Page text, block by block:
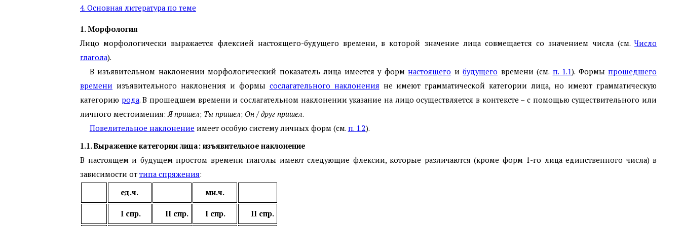
4. Основная литература по теме
1. Морфология
Лицо морфологически выражается флексией настоящего-будущего времени, в которой значение лица совмещается со значением числа (см.Число
глагола).
В изъявительном наклонении морфологический показатель лица имеется у формнастоящего ибудущего времени (см. п. 1.1). Формыпрошедшего
времени изъявительного наклонения и формы сослагательного наклонения не имеют грамматической категории лица, но имеют грамматическую
категорию рода. В прошедшем времени и сослагательном наклонении указание на лицо осуществляется в контексте – с помощью существительного или
личного местоимения:Я пришел; Ты пришел; Он / друг пришел.
Повелительное наклонение имеет особую систему личных форм (см. п. 1.2).
1.1. Выражение категории лица: изъявительное наклонение
В настоящем и будущем простом времени глаголы имеют следующие флексии, которые различаются (кроме форм 1-го лица единственного числа) в
зависимости от типа спряжения:
ед.ч.
мн.ч.
I спр. II спр. I спр. II спр.